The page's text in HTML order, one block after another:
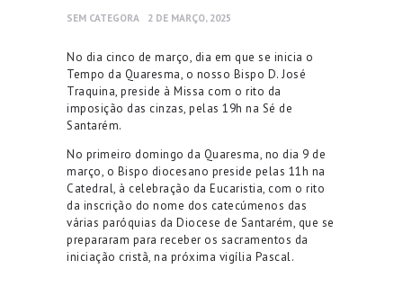
SEM CATEGORA 2 DE MARÇO, 2025
No dia cinco de março, dia em que se inicia o
Tempo da Quaresma, o nosso Bispo D. José
Traquina, preside à Missa com o rito da
imposição das cinzas, pelas 19h na Sé de
Santarém.
No primeiro domingo da Quaresma, no dia 9 de
março, o Bispo diocesano preside pelas 11h na
Catedral, à celebração da Eucaristia, com o rito
da inscrição do nome dos catecúmenos das
várias paróquias da Diocese de Santarém, que se
prepararam para receber os sacramentos da
iniciação cristã, na próxima vigília Pascal.